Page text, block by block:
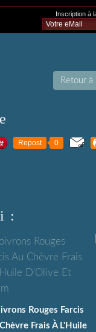
Inscription à
Retour à
Repost 0
:
Rouges Farcis
Frais À L'Huile